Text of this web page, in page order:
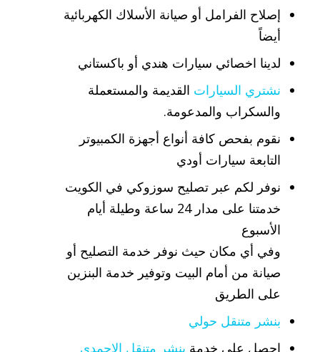
إصلاح الفرامل أو صيانة الأسلاك الكهربائية
أيضاً
لدينا اخصائي سيارات هندي أو باكستاني
نشتري السيارات القديمة والمستعملة
والسكراب والمدعومة.
نقوم بفحص كافة أنواع أجهزة الكمبيوتر
التابعة سيارات أودي
نوفر لكم عبر تصليح سوزوكي في الكويت
خدمتنا على مدار 24 ساعة وطيلة أيام
الأسبوع
وفي أي مكان حيث نوفر خدمة التصليح أو
صيانة من أمام البيت وتوفير خدمة البنزين
على الطريق
بنشر متنقل حولي
احصل على خدمة بنشر متنقل الاحمدي